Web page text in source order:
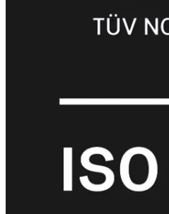
Wi-
Omgeving
MIMO